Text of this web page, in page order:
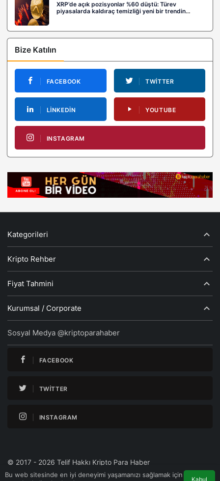
XRP’de açık pozisyonlar %60 düştü: Türev
piyasalarda kaldıraç temizliği yeni bir trendin
Bize Katılın
FACEBOOK TWITTER
LINKEDIN YOUTUBE
INSTAGRAM
Bu web sitesinde en iyi deneyimi yaşamanızı sağlamak için
Kabul
Kategorileri
Kripto Rehber
Fiyat Tahmini
Kurumsal / Corporate
Sosyal Medya @kriptoparahaber
FACEBOOK
TWITTER
INSTAGRAM
© 2017 - 2026 Telif Hakkı Kripto Para Haber